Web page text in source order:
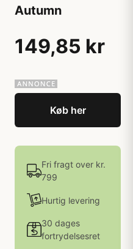
Autumn
149,85 kr
Køb her
Fri fragt over kr.
799
Hurtig levering
30 dages
fortrydelsesret